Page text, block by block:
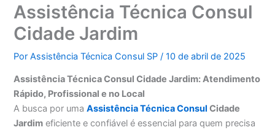
Assistência Técnica Consul
Cidade Jardim
PorAssistência Técnica Consul SP/10 de abril de 2025
Assistência Técnica Consul Cidade Jardim: Atendimento
Rápido, Profissional e no Local
A busca por umaAssistência Técnica Consul Cidade
Jardim eficiente e confiável é essencial para quem precisa